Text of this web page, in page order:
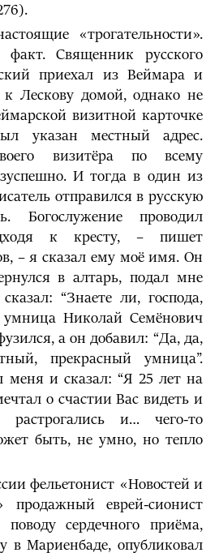
«трогательности».
Священник русского
приехал из Веймара и
Лескову домой, однако не
визитной карточке
указан местный адрес.
визитёра по всему
И тогда в один из
отправился в русскую
Богослужение проводил
к кресту, – пишет
– я сказал ему моё имя. Он
в алтарь, подал мне
“Знаете ли, господа,
Николай Семёнович
а он добавил: “Да, да,
прекрасный умница”.
меня и сказал: “Я 25 лет на
о счастии Вас видеть и
и… чего-то
быть, не умно, но тепло
фельетонист «Новостей и
продажный еврей-сионист
сердечного приёма,
в Мариенбаде, опубликовал